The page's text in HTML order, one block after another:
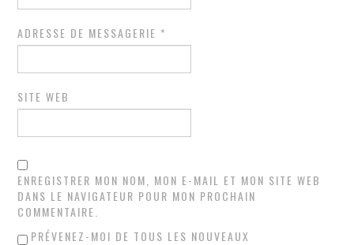
ADRESSE DE MESSAGERIE *
SITE WEB
ENREGISTRER MON NOM, MON E-MAIL ET MON SITE WEB
DANS LE NAVIGATEUR POUR MON PROCHAIN
COMMENTAIRE.
PRÉVENEZ-MOI DE TOUS LES NOUVEAUX